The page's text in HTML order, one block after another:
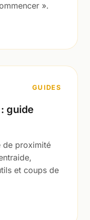
».
GUIDES
guide
de proximité
et coups de